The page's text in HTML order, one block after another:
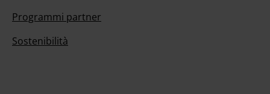
Programmi partner
Sostenibilità